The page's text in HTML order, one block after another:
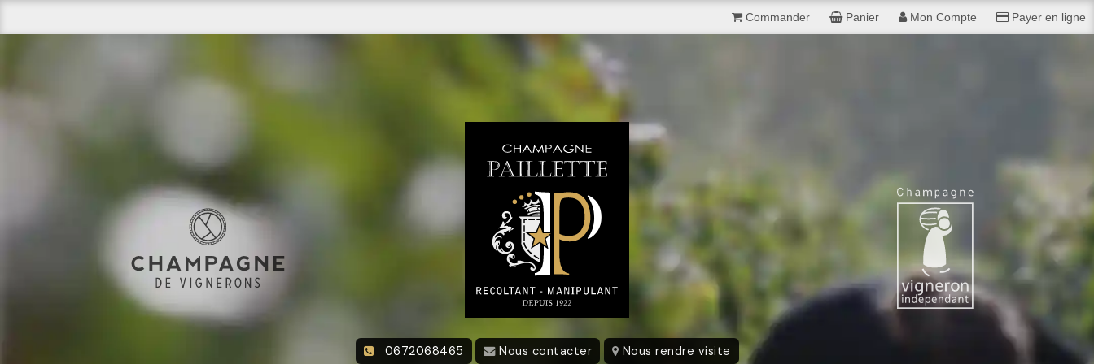
Commander Panier Mon Compte Payer en ligne
0672068465 Nous contacter Nous rendre visite